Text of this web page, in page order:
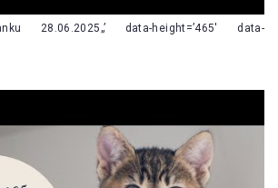
28.06.2025„’ data-height=’465′ data-